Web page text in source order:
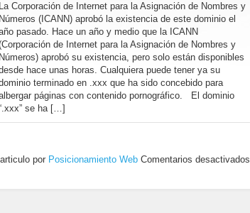
La Corporación de Internet para la Asignación de Nombres y
Números (ICANN) aprobó la existencia de este dominio el
pasado. Hace un año y medio que la ICANN
de Internet para la Asignación de Nombres y
Números) aprobó su existencia, pero solo están disponibles
hace unas horas. Cualquiera puede tener ya su
terminado en .xxx que ha sido concebido para
páginas con contenido pornográfico. El dominio
se ha […]
por Posicionamiento Web Comentarios desactivados